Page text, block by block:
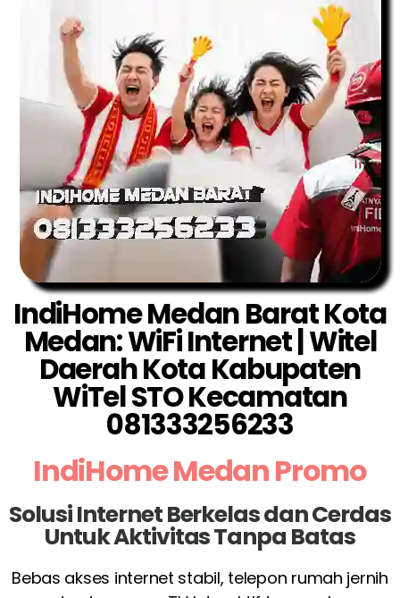
IndiHome Medan Barat Kota
Medan: WiFi Internet | Witel
Daerah Kota Kabupaten
WiTel STO Kecamatan
081333256233
IndiHome Medan Promo
Solusi Internet Berkelas dan Cerdas
Untuk Aktivitas Tanpa Batas
Bebas akses internet stabil, telepon rumah jernih